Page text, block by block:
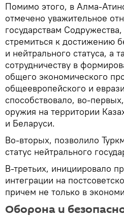
Помимо этого, в Алма-
отмечено уважительное
государствам
стремиться к достижению
и нейтрального статуса, а
сотрудничеству в
общего экономического
общеевропейского и
способствовало, во-
оружия на территории
и Беларуси.
Во-вторых, позволило
статус нейтрального
В-третьих, инициировало
интеграции на
причем не только в
Оборона и